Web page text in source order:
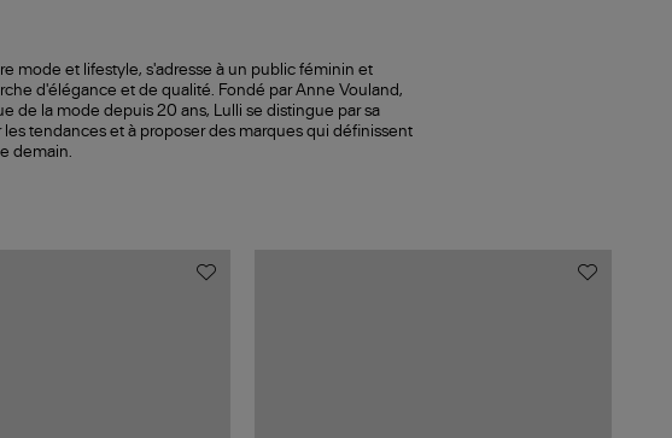
mode et lifestyle, s'adresse à un public féminin et
d'élégance et de qualité. Fondé par Anne Vouland,
de la mode depuis 20 ans, Lulli se distingue par sa
les tendances et à proposer des marques qui définissent
demain.